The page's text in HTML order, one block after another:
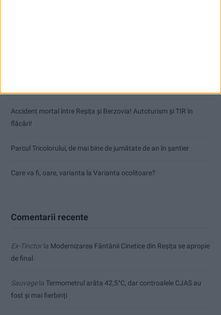
Accident mortal între Reșița și Berzovia! Autoturism și TIR în
flăcări!
Parcul Tricolorului, de mai bine de jumătate de an în șantier
Care va fi, oare, varianta la Varianta ocolitoare?
Comentarii recente
Ex-Tinctorla Modernizarea Fântânii Cinetice din Reșița se apropie
de final
Sauvagela Termometrul arăta 42,5°C, dar controalele CJAS au
fost și mai fierbinți